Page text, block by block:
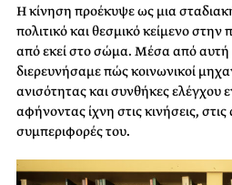
Η κίνηση προέκυψε ως μια
πολιτικό και θεσμικό κείμενο στην
από εκεί στο σώμα. Μέσα από αυτή
διερευνήσαμε πώς κοινωνικοί
ανισότητας και συνθήκες ελέγχου
αφήνοντας ίχνη στις κινήσεις, στις
συμπεριφορές του.